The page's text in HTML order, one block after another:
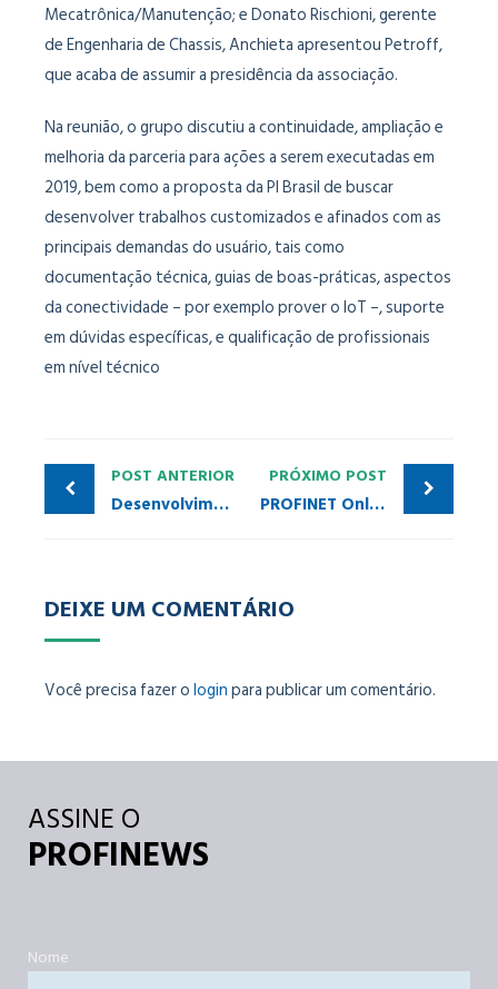
Mecatrônica/Manutenção; e Donato Rischioni, gerente
de Engenharia de Chassis, Anchieta apresentou Petroff,
que acaba de assumir a presidência da associação.
Na reunião, o grupo discutiu a continuidade, ampliação e
melhoria da parceria para ações a serem executadas em
2019, bem como a proposta da PI Brasil de buscar
desenvolver trabalhos customizados e afinados com as
principais demandas do usuário, tais como
documentação técnica, guias de boas-práticas, aspectos
da conectividade – por exemplo prover o IoT –, suporte
em dúvidas específicas, e qualificação de profissionais
em nível técnico
POST ANTERIOR
Desenvolvimento de um Sistema Supervisório para Rede PROFIBUS – Parte 2
PRÓXIMO POST
PROFINET Online Academy alcança mil usuários
DEIXE UM COMENTÁRIO
Você precisa fazer ologinpara publicar um comentário.
ASSINE O
PROFINEWS
Nome